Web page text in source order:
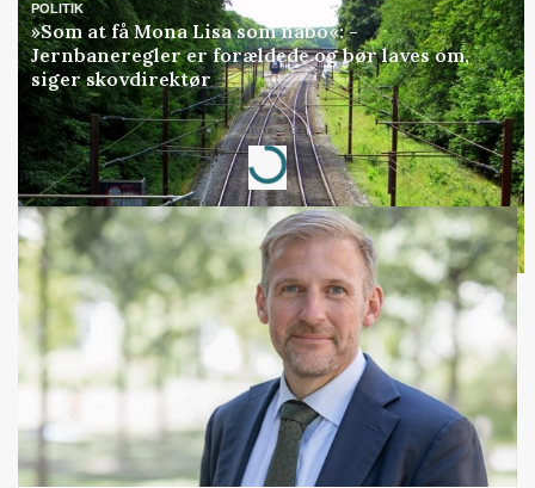
POLITIK
»Som at få Mona Lisa som nabo«: -
Jernbaneregler er forældede og bør laves om,
siger skovdirektør
Annonce
Loading...